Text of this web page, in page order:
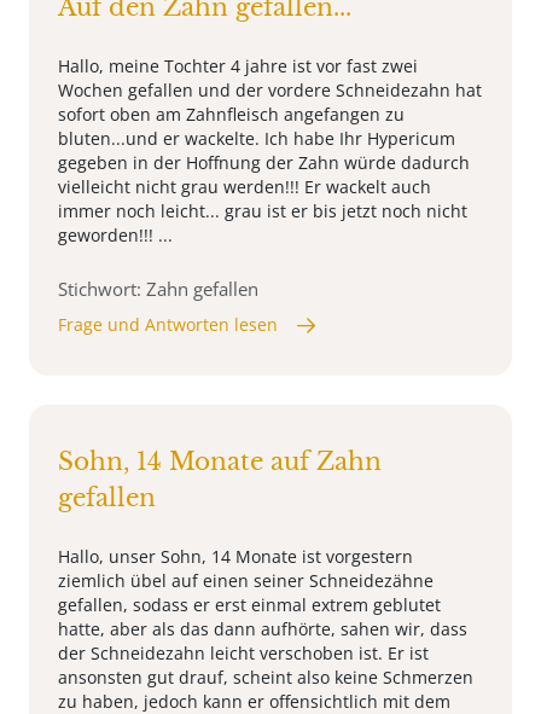
Auf den Zahn gefallen...
Hallo, meine Tochter 4 jahre ist vor fast zwei
Wochen gefallen und der vordere Schneidezahn hat
sofort oben am Zahnfleisch angefangen zu
bluten...und er wackelte. Ich habe Ihr Hypericum
gegeben in der Hoffnung der Zahn würde dadurch
vielleicht nicht grau werden!!! Er wackelt auch
immer noch leicht... grau ist er bis jetzt noch nicht
geworden!!! ...
Stichwort: Zahn gefallen
Frage und Antworten lesen
Sohn, 14 Monate auf Zahn
gefallen
Hallo, unser Sohn, 14 Monate ist vorgestern
ziemlich übel auf einen seiner Schneidezähne
gefallen, sodass er erst einmal extrem geblutet
hatte, aber als das dann aufhörte, sahen wir, dass
der Schneidezahn leicht verschoben ist. Er ist
ansonsten gut drauf, scheint also keine Schmerzen
zu haben, jedoch kann er offensichtlich mit dem